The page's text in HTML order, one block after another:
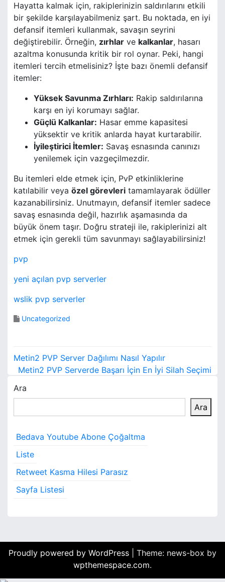
Hayatta kalmak için, rakiplerinizin saldırılarını etkili
bir şekilde karşılayabilmeniz şart. Bu noktada, en iyi
defansif itemleri kullanmak, savaşın seyrini
değiştirebilir. Örneğin, zırhlar ve kalkanlar, hasarı
azaltma konusunda kritik bir rol oynar. Peki, hangi
itemleri tercih etmelisiniz? İşte bazı önemli defansif
itemler:
Yüksek Savunma Zırhları: Rakip saldırılarına
karşı en iyi korumayı sağlar.
Güçlü Kalkanlar: Hasar emme kapasitesi
yüksektir ve kritik anlarda hayat kurtarabilir.
İyileştirici İtemler: Savaş esnasında canınızı
yenilemek için vazgeçilmezdir.
Bu itemleri elde etmek için, PvP etkinliklerine
katılabilir veya özel görevleri tamamlayarak ödüller
kazanabilirsiniz. Unutmayın, defansif itemler sadece
savaş esnasında değil, hazırlık aşamasında da
büyük önem taşır. Doğru strateji ile, rakiplerinizi alt
etmek için gerekli tüm savunmayı sağlayabilirsiniz!
pvp
yeni açılan pvp serverler
wslik pvp serverler
Uncategorized
Y
a
z
ı
g
e
z
i
e
Metin2 PVP Server Dağılımı Nasıl Yapılır
Metin2 PVP Serverde Başarı İçin En İyi Silah Seçimi
Ara
Ara
Bedava Youtube Abone Çoğaltma
Liste
Retweet Kasma Hilesi Parasız
Sayfa Listesi
Proudly powered by WordPress
Theme: news-box by
wpthemespace.com.